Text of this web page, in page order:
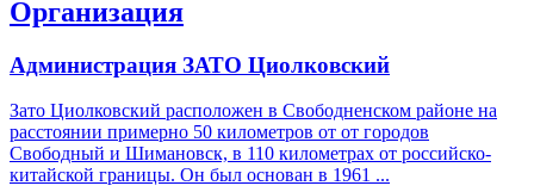
Организация
Администрация ЗАТО Циолковский
Зато Циолковский расположен в Свободненском районе на
расстоянии примерно 50 километров от от городов
Свободный и Шимановск, в 110 километрах от российско-
китайской границы. Он был основан в 1961 ...